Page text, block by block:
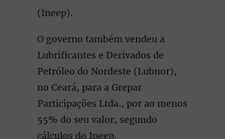
(Ineep).
O governo também vendeu a
Lubrificantes e Derivados de
Petróleo do Nordeste (Lubnor),
no Ceará, para a Grepar
Participações Ltda., por ao menos
55% do seu valor, segundo
cálculos do Ineep.